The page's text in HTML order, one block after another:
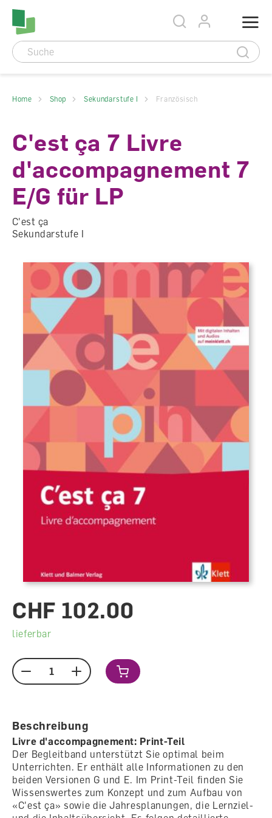
Accesskey Navigation
Seitenanfang
Direkt
Hauptnavigation
Direkt
zum
Hauptinhalt
Direkt
zum
Direkt
Home Shop Sekundarstufe I Französisch
C'est ça 7 Livre
d'accompagnement 7
E/G für LP
C'est ça
Sekundarstufe I
CHF 102.00
lieferbar
Menge
Beschreibung
Livre d'accompagnement: Print-Teil
Der Begleitband unterstützt Sie optimal beim
Unterrichten. Er enthält alle Informationen zu den
beiden Versionen G und E. Im Print-Teil finden Sie
Wissenswertes zum Konzept und zum Aufbau von
«C'est ça» sowie die Jahresplanungen, die Lernziel-